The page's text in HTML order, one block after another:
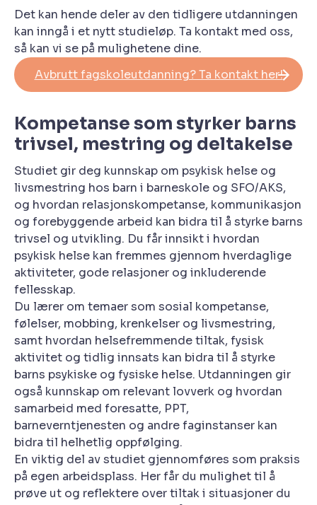
Det kan hende deler av den tidligere utdanningen
kan inngå i et nytt studieløp. Ta kontakt med oss,
så kan vi se på mulighetene dine.
Avbrutt fagskoleutdanning? Ta kontakt her!
Kompetanse som styrker barns
trivsel, mestring og deltakelse
Studiet gir deg kunnskap om psykisk helse og
livsmestring hos barn i barneskole og SFO/AKS,
og hvordan relasjonskompetanse, kommunikasjon
og forebyggende arbeid kan bidra til å styrke barns
trivsel og utvikling. Du får innsikt i hvordan
psykisk helse kan fremmes gjennom hverdaglige
aktiviteter, gode relasjoner og inkluderende
fellesskap.
Du lærer om temaer som sosial kompetanse,
følelser, mobbing, krenkelser og livsmestring,
samt hvordan helsefremmende tiltak, fysisk
aktivitet og tidlig innsats kan bidra til å styrke
barns psykiske og fysiske helse. Utdanningen gir
også kunnskap om relevant lovverk og hvordan
samarbeid med foresatte, PPT,
barneverntjenesten og andre faginstanser kan
bidra til helhetlig oppfølging.
En viktig del av studiet gjennomføres som praksis
på egen arbeidsplass. Her får du mulighet til å
prøve ut og reflektere over tiltak i situasjoner du